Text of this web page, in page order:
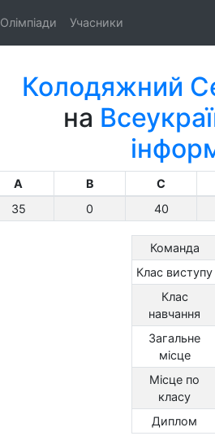
Олімпіади Учасники
Колодяжний
на
A B
C
35
0 40
Команда
Клас виступу
Клас
навчання
Загальне
місце
Місце по
класу
Диплом